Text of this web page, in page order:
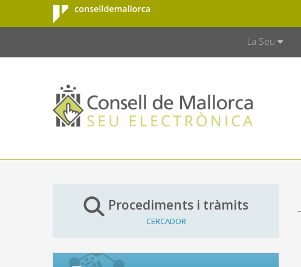
Salta al contingut principal
Consell de
Mallorca
La Seu
Procediments i tràmits
CERCADOR